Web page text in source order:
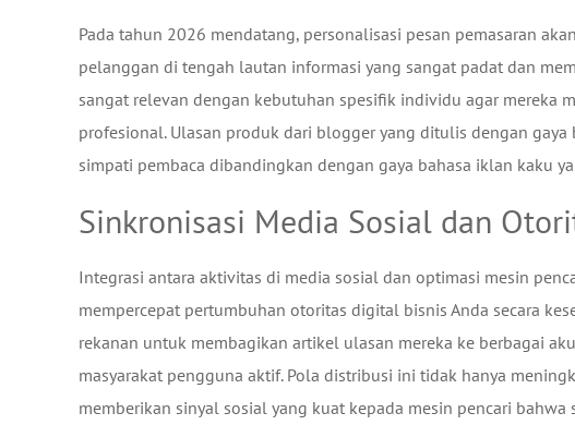
Pada tahun 2026 mendatang, personalisasi pesan pemasaran
pelanggan di tengah lautan informasi yang sangat padat dan
sangat relevan dengan kebutuhan spesifik individu agar mereka
profesional. Ulasan produk dari blogger yang ditulis dengan
simpati pembaca dibandingkan dengan gaya bahasa iklan kaku
Sinkronisasi Media Sosial dan
Integrasi antara aktivitas di media sosial dan optimasi mesin
mempercepat pertumbuhan otoritas digital bisnis Anda secara
rekanan untuk membagikan artikel ulasan mereka ke berbagai
masyarakat pengguna aktif. Pola distribusi ini tidak hanya
memberikan sinyal sosial yang kuat kepada mesin pencari